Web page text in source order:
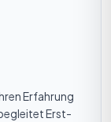
Erfahrung
Erst-